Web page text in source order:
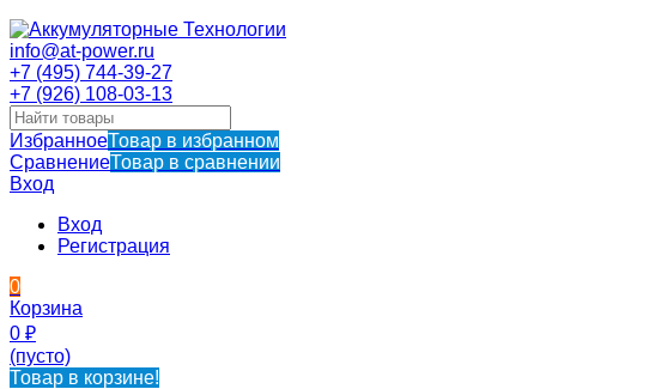
info@at-power.ru
+7 (495) 744-39-27
+7 (926) 108-03-13
ИзбранноеТовар в избранном
СравнениеТовар в сравнении
Вход
Вход
Регистрация
0
Корзина
0 ₽
(пусто)
Товар в корзине!